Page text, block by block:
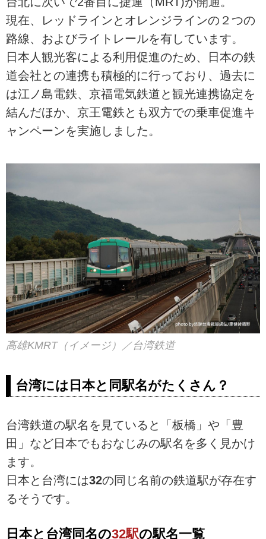
現在、レッドラインとオレンジラインの２つの
路線、およびライトレールを有しています。
日本人観光客による利用促進のため、日本の鉄
道会社との連携も積極的に行っており、過去に
は江ノ島電鉄、京福電気鉄道と観光連携協定を
結んだほか、京王電鉄とも双方での乗車促進キ
ャンペーンを実施しました。
高雄KMRT（イメージ）／台湾鉄道
台湾には日本と同駅名がたくさん？
台湾鉄道の駅名を見ていると「板橋」や「豊
田」など日本でもおなじみの駅名を多く見かけ
ます。
日本と台湾には32の同じ名前の鉄道駅が存在す
るそうです。
日本と台湾同名の32駅の駅名一覧